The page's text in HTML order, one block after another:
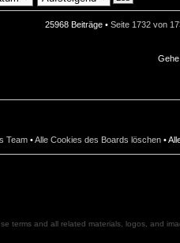
25968 Beiträge • Seite 1732 von
Team •Alle Cookies des Boards löschen •
terms and all related materials, logos, and